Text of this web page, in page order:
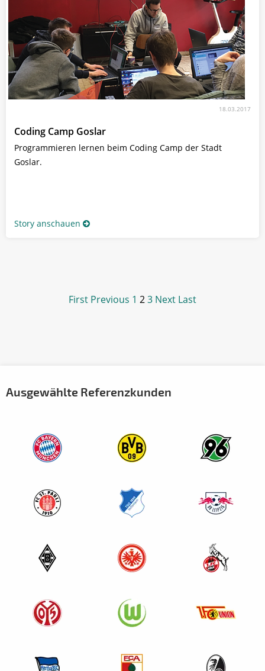
18.03.2017
Coding Camp Goslar
Programmieren lernen beim Coding Camp der Stadt
Goslar.
Story anschauen
First Previous 1 23 Next Last
Ausgewählte Referenzkunden